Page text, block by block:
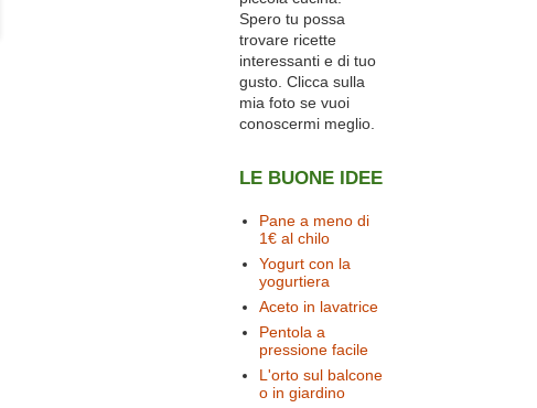
Spero tu possa
trovare ricette
interessanti e di tuo
gusto. Clicca sulla
mia foto se vuoi
conoscermi meglio.
LE BUONE IDEE
Pane a meno di
1€ al chilo
Yogurt con la
yogurtiera
Aceto in lavatrice
Pentola a
pressione facile
L'orto sul balcone
o in giardino